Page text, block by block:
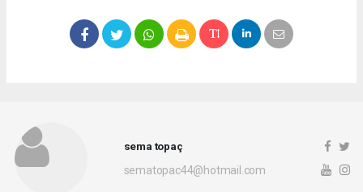
sema topaç
sematopac44@hotmail.com